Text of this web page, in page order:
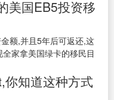
美国EB5投资移
额,并且5年后可返还,这
家拿美国绿卡的移民目
你知道这种方式